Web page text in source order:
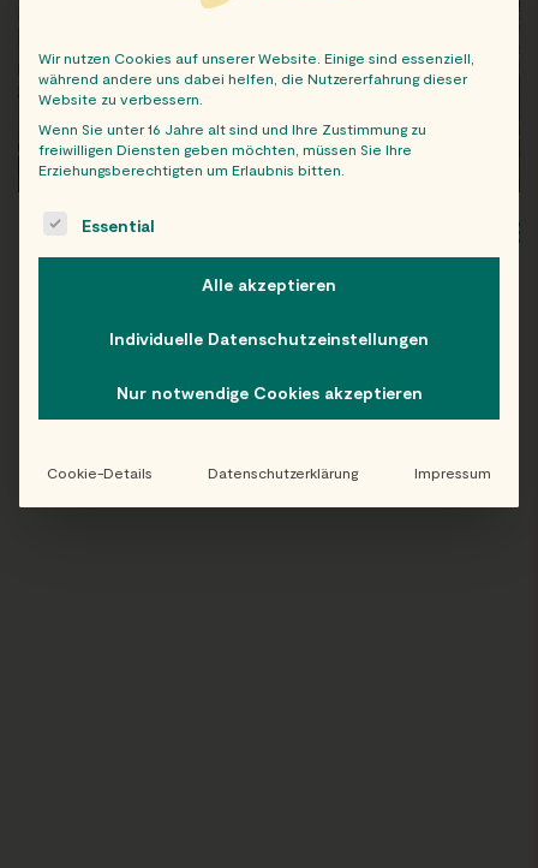
WIEN
Folge uns auf Instagram!
Wir nutzen Cookies auf unserer Website. Einige sind essenziell,
während andere uns dabei helfen, die Nutzererfahrung dieser
Website zu verbessern.
Wenn Sie unter 16 Jahre alt sind und Ihre Zustimmung zu
freiwilligen Diensten geben möchten, müssen Sie Ihre
Erziehungsberechtigten um Erlaubnis bitten.
The following is a list of service groups for which consent
Essential
Alle akzeptieren
Individuelle Datenschutzeinstellungen
Nur notwendige Cookies akzeptieren
Cookie-Details Datenschutzerklärung Impressum